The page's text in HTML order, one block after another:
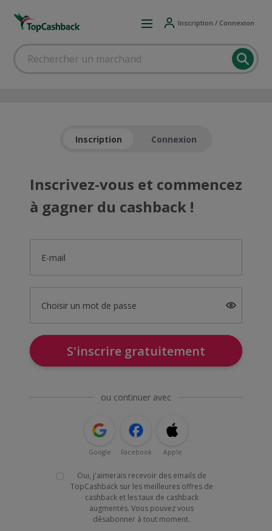
Inscription / Connexion
Inscription Connexion
Inscrivez-vous et commencez
à gagner du cashback !
E-mail
Choisir un mot de passe
S'inscrire gratuitement
ou continuer avec
Google Facebook Apple
Oui, j'aimerais recevoir des emails de
TopCashback sur les meilleures offres de
cashback et les taux de cashback
augmentés. Vous pouvez vous
désabonner à tout moment.